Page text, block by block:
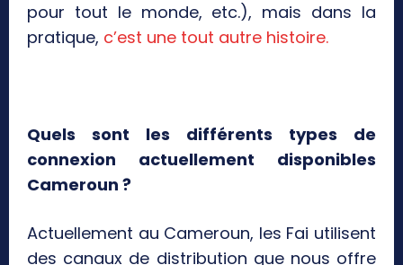
pour tout le monde, etc.), mais dans la
pratique, c’est une tout autre histoire.
Quels sont les différents types de
connexion actuellement disponibles
Cameroun ?
Actuellement au Cameroun, les Fai utilisent
des canaux de distribution que nous offre